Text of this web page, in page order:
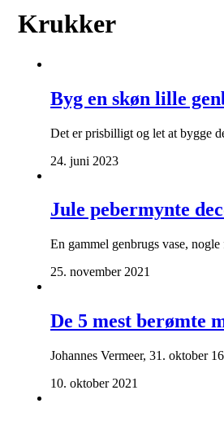
Krukker
Byg en skøn lille
Det er prisbilligt og let at bygge
24. juni 2023
Jule pebermynte
En gammel genbrugs vase,
25. november 2021
De 5 mest berømte
Johannes Vermeer, 31. oktober
10. oktober 2021